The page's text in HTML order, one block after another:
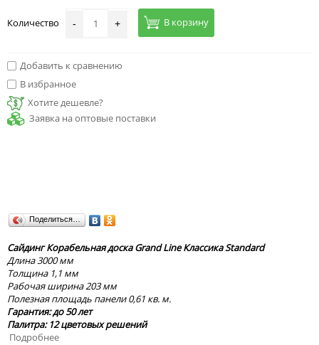
Количество - + В корзину
Добавить к сравнению
В избранное
Хотите дешевле?
Заявка на оптовые поставки
Поделиться…
Сайдинг Корабельная доска Grand Line Классика Standard
Длина 3000 мм
Толщина 1,1 мм
Рабочая ширина 203 мм
Полезная площадь панели 0,61 кв. м.
Гарантия: до 50 лет
Палитра: 12 цветовых решений
Подробнее